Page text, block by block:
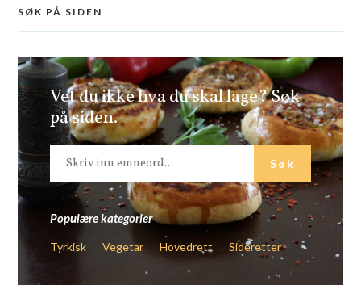
SØK PÅ SIDEN
Vet du ikke hva du skal lage? Søk
på siden.
Populære kategorier
Tyrkisk Vegetar Hovedrett Sideretter